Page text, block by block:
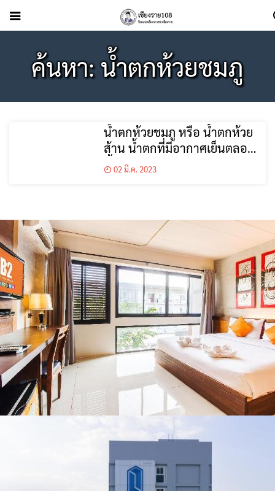
ค้นหา: น้ำตกห้วยชมภู
น้ำตกห้วยชมภู หรือ น้ำตกห้วย
ส้าน น้ำตกที่มีอากาศเย็นตลอด
ทั้งปี
02 มี.ค. 2023